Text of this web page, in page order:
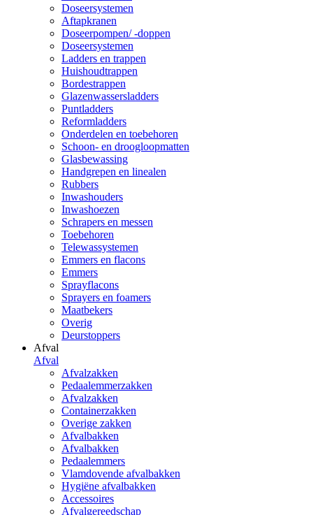
Doseersystemen
Aftapkranen
Doseerpompen/ -doppen
Doseersystemen
Ladders en trappen
Huishoudtrappen
Bordestrappen
Glazenwassersladders
Puntladders
Reformladders
Onderdelen en toebehoren
Schoon- en droogloopmatten
Glasbewassing
Handgrepen en linealen
Rubbers
Inwashouders
Inwashoezen
Schrapers en messen
Toebehoren
Telewassystemen
Emmers en flacons
Emmers
Sprayflacons
Sprayers en foamers
Maatbekers
Overig
Deurstoppers
Afval
Afval
Afvalzakken
Pedaalemmerzakken
Afvalzakken
Containerzakken
Overige zakken
Afvalbakken
Afvalbakken
Pedaalemmers
Vlamdovende afvalbakken
Hygiëne afvalbakken
Accessoires
Afvalgereedschap